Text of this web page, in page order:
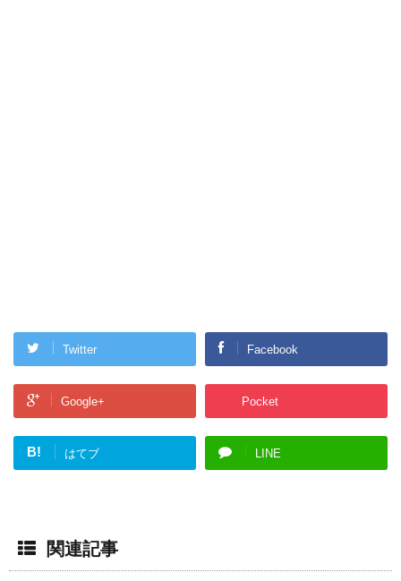
Twitter Facebook
Google+ Pocket
B! はてブ LINE
関連記事